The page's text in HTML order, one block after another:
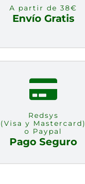
A partir de 38€
Envío Gratis
Redsys
(Visa y Mastercard)
o Paypal
Pago Seguro